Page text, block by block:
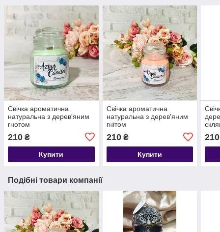
Свічка ароматична
натуральна з дерев'яним
гнотом
210 ₴
Купити
Свічка ароматична
натуральна з дерев'яним
гнітом
210₴
Купити
210
Подібні товари компанії